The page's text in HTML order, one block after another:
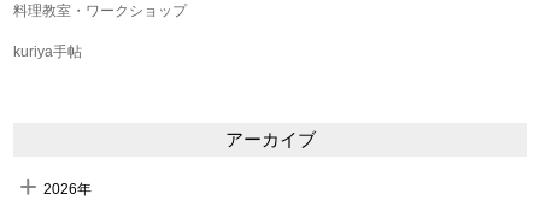
料理教室・ワークショップ
kuriya手帖
アーカイブ
2026年